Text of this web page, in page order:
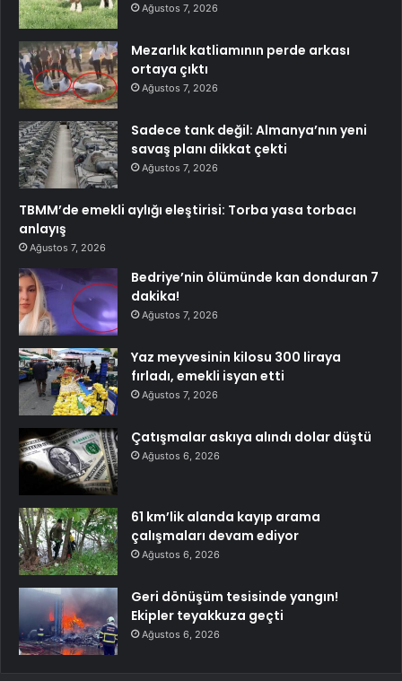
Ağustos 7, 2026
Mezarlık katliamının perde arkası
ortaya çıktı
Ağustos 7, 2026
Sadece tank değil: Almanya’nın yeni
savaş planı dikkat çekti
Ağustos 7, 2026
TBMM’de emekli aylığı eleştirisi: Torba yasa torbacı
anlayış
Ağustos 7, 2026
Bedriye’nin ölümünde kan donduran 7
dakika!
Ağustos 7, 2026
Yaz meyvesinin kilosu 300 liraya
fırladı, emekli isyan etti
Ağustos 7, 2026
Çatışmalar askıya alındı dolar düştü
Ağustos 6, 2026
61 km’lik alanda kayıp arama
çalışmaları devam ediyor
Ağustos 6, 2026
Geri dönüşüm tesisinde yangın!
Ekipler teyakkuza geçti
Ağustos 6, 2026